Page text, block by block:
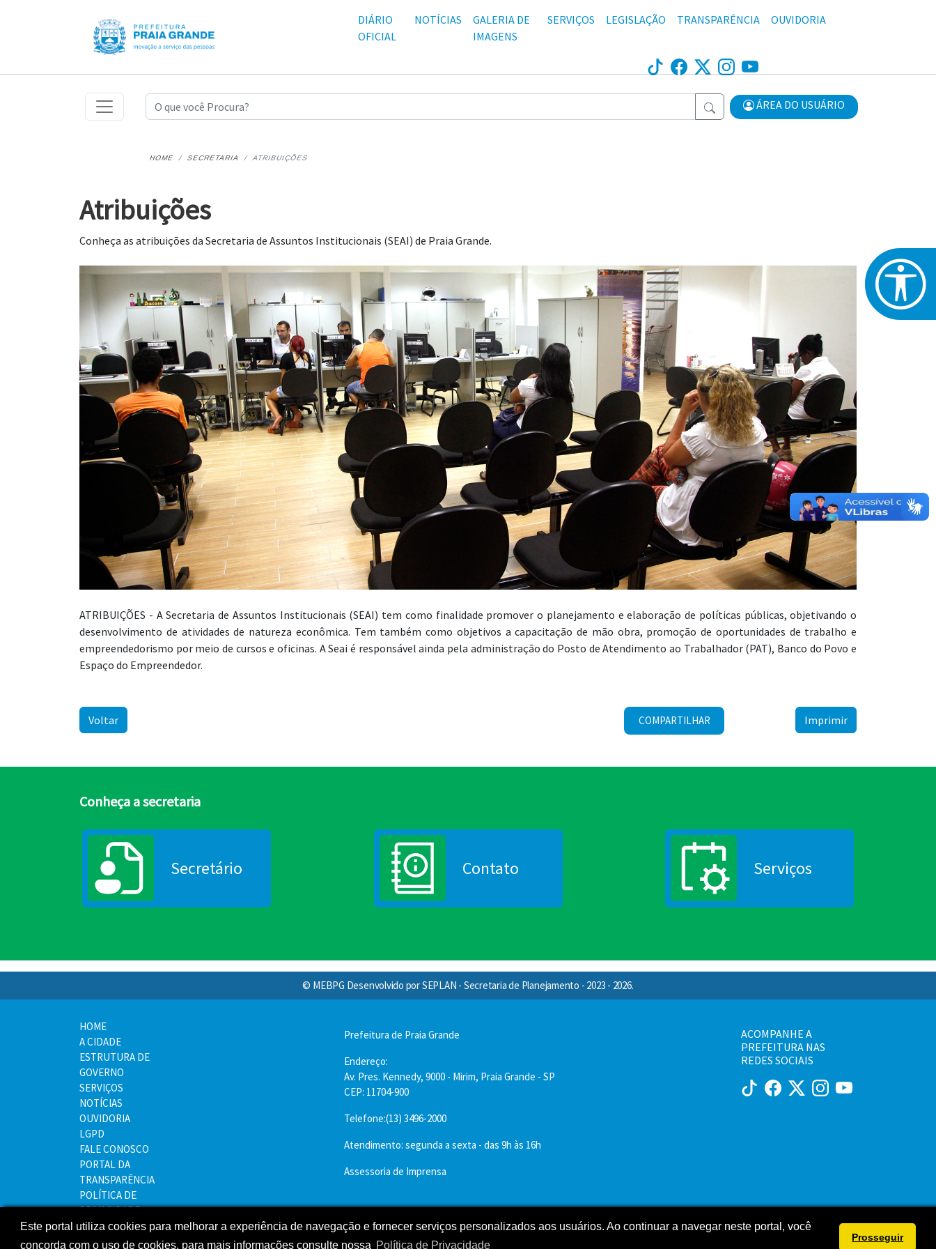
Este portal utiliza cookies para melhorar a experiência de navegação e fornecer serviços personalizados aos usuários. Ao continuar a navegar neste portal, você
concorda com o uso de cookies, para mais informações consulte nossa Política de Privacidade
Prosseguir
DIÁRIO
OFICIAL
NOTÍCIAS
GALERIA DE
IMAGENS
SERVIÇOS LEGISLAÇÃO TRANSPARÊNCIA OUVIDORIA
ÁREA DO USUÁRIO
HOME SECRETARIA ATRIBUIÇÕES
Atribuições
Conheça as atribuições da Secretaria de Assuntos Institucionais (SEAI) de Praia Grande.
ATRIBUIÇÕES - A Secretaria de Assuntos Institucionais (SEAI) tem como finalidade promover o planejamento e elaboração de políticas públicas, objetivando o
desenvolvimento de atividades de natureza econômica. Tem também como objetivos a capacitação de mão obra, promoção de oportunidades de trabalho e
empreendedorismo por meio de cursos e oficinas. A Seai é responsável ainda pela administração do Posto de Atendimento ao Trabalhador (PAT), Banco do Povo e
Espaço do Empreendedor.
Voltar COMPARTILHAR Imprimir
Conheça a secretaria
Secretário Contato Serviços
© MEBPG Desenvolvido por SEPLAN - Secretaria de Planejamento - 2023 - 2026.
HOME
A CIDADE
ESTRUTURA DE
GOVERNO
SERVIÇOS
NOTÍCIAS
OUVIDORIA
LGPD
FALE CONOSCO
PORTAL DA
TRANSPARÊNCIA
POLÍTICA DE
PRIVACIDADE
MAPA DO SITE
Prefeitura de Praia Grande
Endereço:
Av. Pres. Kennedy, 9000 - Mirim, Praia Grande - SP
CEP: 11704-900
Telefone:(13) 3496-2000
Atendimento: segunda a sexta - das 9h às 16h
Assessoria de Imprensa
ACOMPANHE A
PREFEITURA NAS
REDES SOCIAIS